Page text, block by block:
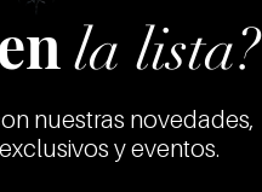
la lista?
nuestras novedades,
y eventos.